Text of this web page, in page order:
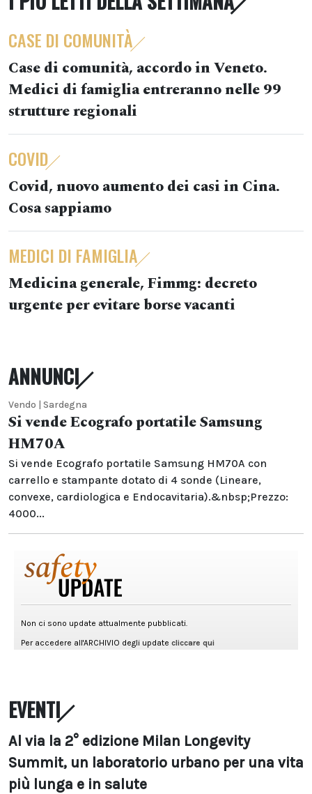
CASE DI COMUNITÀ
Case di comunità, accordo in Veneto.
Medici di famiglia entreranno nelle 99
strutture regionali
COVID
Covid, nuovo aumento dei casi in Cina.
Cosa sappiamo
MEDICI DI FAMIGLIA
Medicina generale, Fimmg: decreto
urgente per evitare borse vacanti
ANNUNCI
Vendo | Sardegna
Si vende Ecografo portatile Samsung
HM70A
Si vende Ecografo portatile Samsung HM70A con
carrello e stampante dotato di 4 sonde (Lineare,
convexe, cardiologica e Endocavitaria).&nbsp;Prezzo:
4000...
EVENTI
Al via la 2° edizione Milan Longevity
Summit, un laboratorio urbano per una vita
più lunga e in salute